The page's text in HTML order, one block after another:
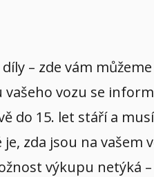
– zde vám
vozu se
do 15. let stáří a
zda jsou na
výkupu netýká